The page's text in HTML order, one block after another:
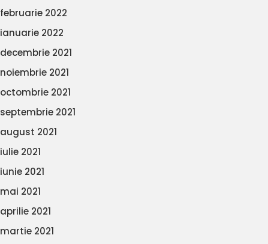
februarie 2022
ianuarie 2022
decembrie 2021
noiembrie 2021
octombrie 2021
septembrie 2021
august 2021
iulie 2021
iunie 2021
mai 2021
aprilie 2021
martie 2021